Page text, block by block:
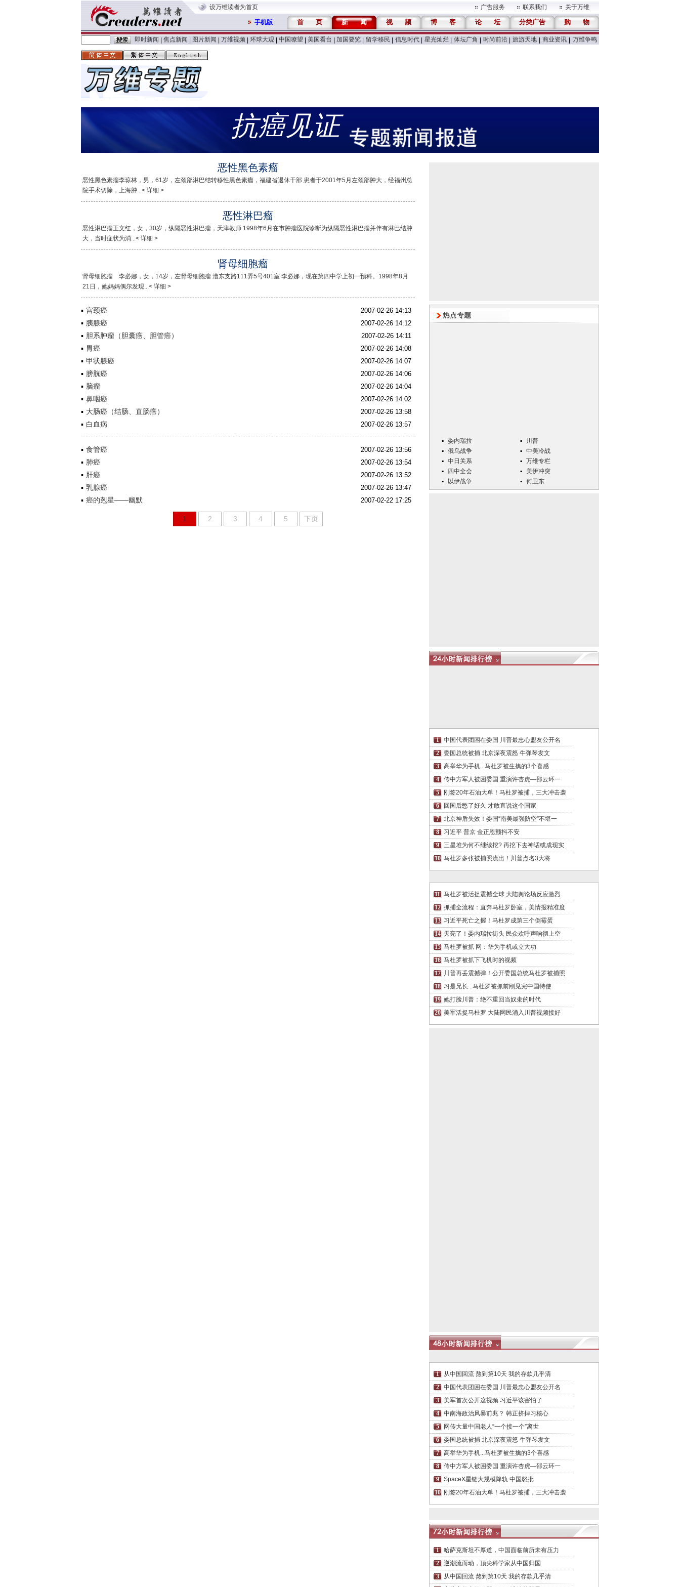
设万维读者为首页 广告服务 联系我们 关于万维
手机版 首 页 新 闻 视 频 博 客 论 坛 分类广告 购 物
即时新闻 焦点新闻 图片新闻 万维视频 环球大观 中国嘹望 美国看台 加国要览 留学移民 信息时代 星光灿烂 体坛广角 时尚前沿 旅游天地 商业资讯 万维争鸣
抗癌见证
恶性黑色素瘤
恶性黑色素瘤李琼林，男，61岁，左颈部淋巴结转移性黑色素瘤，福建省退休干部 患者于2001年5月左颈部肿大，经福州总
院手术切除，上海肿...< 详细 >
恶性淋巴瘤
恶性淋巴瘤王文红，女，30岁，纵隔恶性淋巴瘤，天津教师 1998年6月在市肿瘤医院诊断为纵隔恶性淋巴瘤并伴有淋巴结肿
大，当时症状为消...< 详细 >
肾母细胞瘤
肾母细胞瘤 李必娜，女，14岁，左肾母细胞瘤 漕东支路111弄5号401室 李必娜，现在第四中学上初一预科。1998年8月
21日，她妈妈偶尔发现...< 详细 >
宫颈癌 2007-02-26 14:13
胰腺癌 2007-02-26 14:12
胆系肿瘤（胆囊癌、胆管癌） 2007-02-26 14:11
胃癌 2007-02-26 14:08
甲状腺癌 2007-02-26 14:07
膀胱癌 2007-02-26 14:06
脑瘤 2007-02-26 14:04
鼻咽癌 2007-02-26 14:02
大肠癌（结肠、直肠癌） 2007-02-26 13:58
白血病 2007-02-26 13:57
食管癌 2007-02-26 13:56
肺癌 2007-02-26 13:54
肝癌 2007-02-26 13:52
乳腺癌 2007-02-26 13:47
癌的剋星——幽默 2007-02-22 17:25
1 2 3 4 5 下页
委内瑞拉
川普
俄乌战争
中美冷战
中日关系
万维专栏
四中全会
美伊冲突
以伊战争
何卫东
中国代表团困在委国 川普最忠心盟友公开名
委国总统被捕 北京深夜震怒 牛弹琴发文
高举华为手机...马杜罗被生擒的3个喜感
传中方军人被困委国 重演许杏虎—邵云环一
刚签20年石油大单！马杜罗被捕，三大冲击袭
回国后憋了好久 才敢直说这个国家
北京神盾失效！委国“南美最强防空”不堪一
习近平 普京 金正恩颤抖不安
三星堆为何不继续挖? 再挖下去神话或成现实
马杜罗多张被捕照流出！川普点名3大将
马杜罗被活捉震撼全球 大陆舆论场反应激烈
抓捕全流程：直奔马杜罗卧室，美情报精准度
习近平死亡之握！马杜罗成第三个倒霉蛋
天亮了！委内瑞拉街头 民众欢呼声响彻上空
马杜罗被抓 网：华为手机或立大功
马杜罗被抓下飞机时的视频
川普再丢震撼弹！公开委国总统马杜罗被捕照
习是兄长...马杜罗被抓前刚见完中国特使
她打脸川普：绝不重回当奴隶的时代
美军活捉马杜罗 大陆网民涌入川普视频接好
从中国回流 熬到第10天 我的存款几乎清
中国代表团困在委国 川普最忠心盟友公开名
美军首次公开这视频 习近平该害怕了
中南海政治风暴前兆？ 韩正挤掉习核心
网传大量中国老人“一个接一个”离世
委国总统被捕 北京深夜震怒 牛弹琴发文
高举华为手机...马杜罗被生擒的3个喜感
传中方军人被困委国 重演许杏虎—邵云环一
SpaceX星链大规模降轨 中国怒批
刚签20年石油大单！马杜罗被捕，三大冲击袭
哈萨克斯坦不厚道，中国面临前所未有压力
逆潮流而动，顶尖科学家从中国归国
从中国回流 熬到第10天 我的存款几乎清